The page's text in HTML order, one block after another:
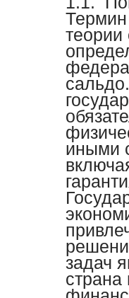
Термин
иными
задач
страна